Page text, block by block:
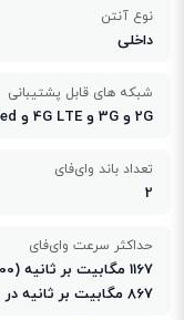
نوع آنتن
داخلی
شبکه های قابل پشتیبانی
2G و 3G و 4G LTE و 4G LTE Advanced
تعداد باند وای‌فای
حداکثر سرعت وای‌فای
867 مگابیت بر ثانیه در باند 5 گیگاهرتز)